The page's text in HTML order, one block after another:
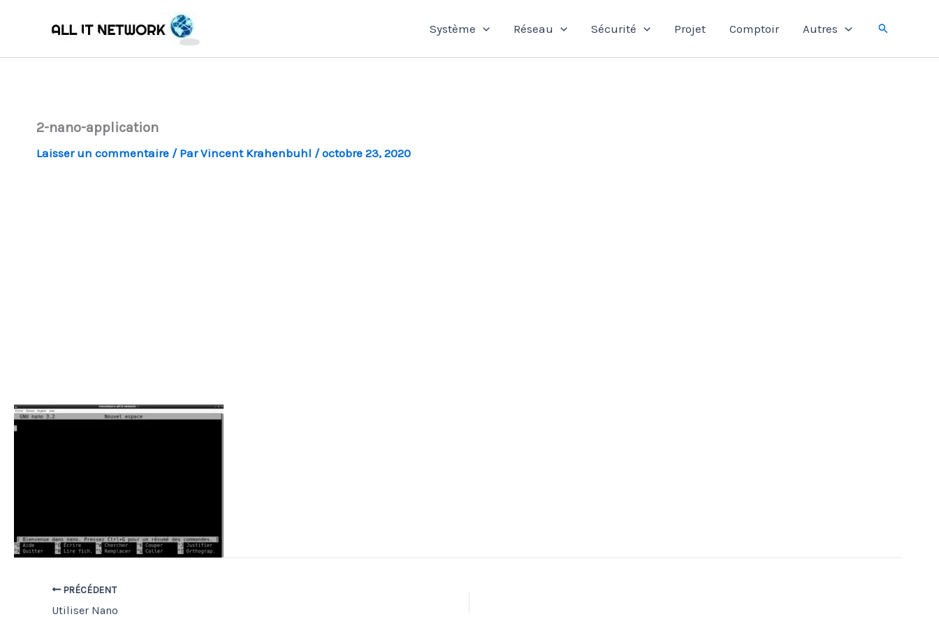
Système Réseau Sécurité Projet Comptoir Autres Rechercher
2-nano-application
Laisser un commentaire / ParVincent Krahenbuhl /octobre 23, 2020
PRÉCÉDENT
Utiliser Nano